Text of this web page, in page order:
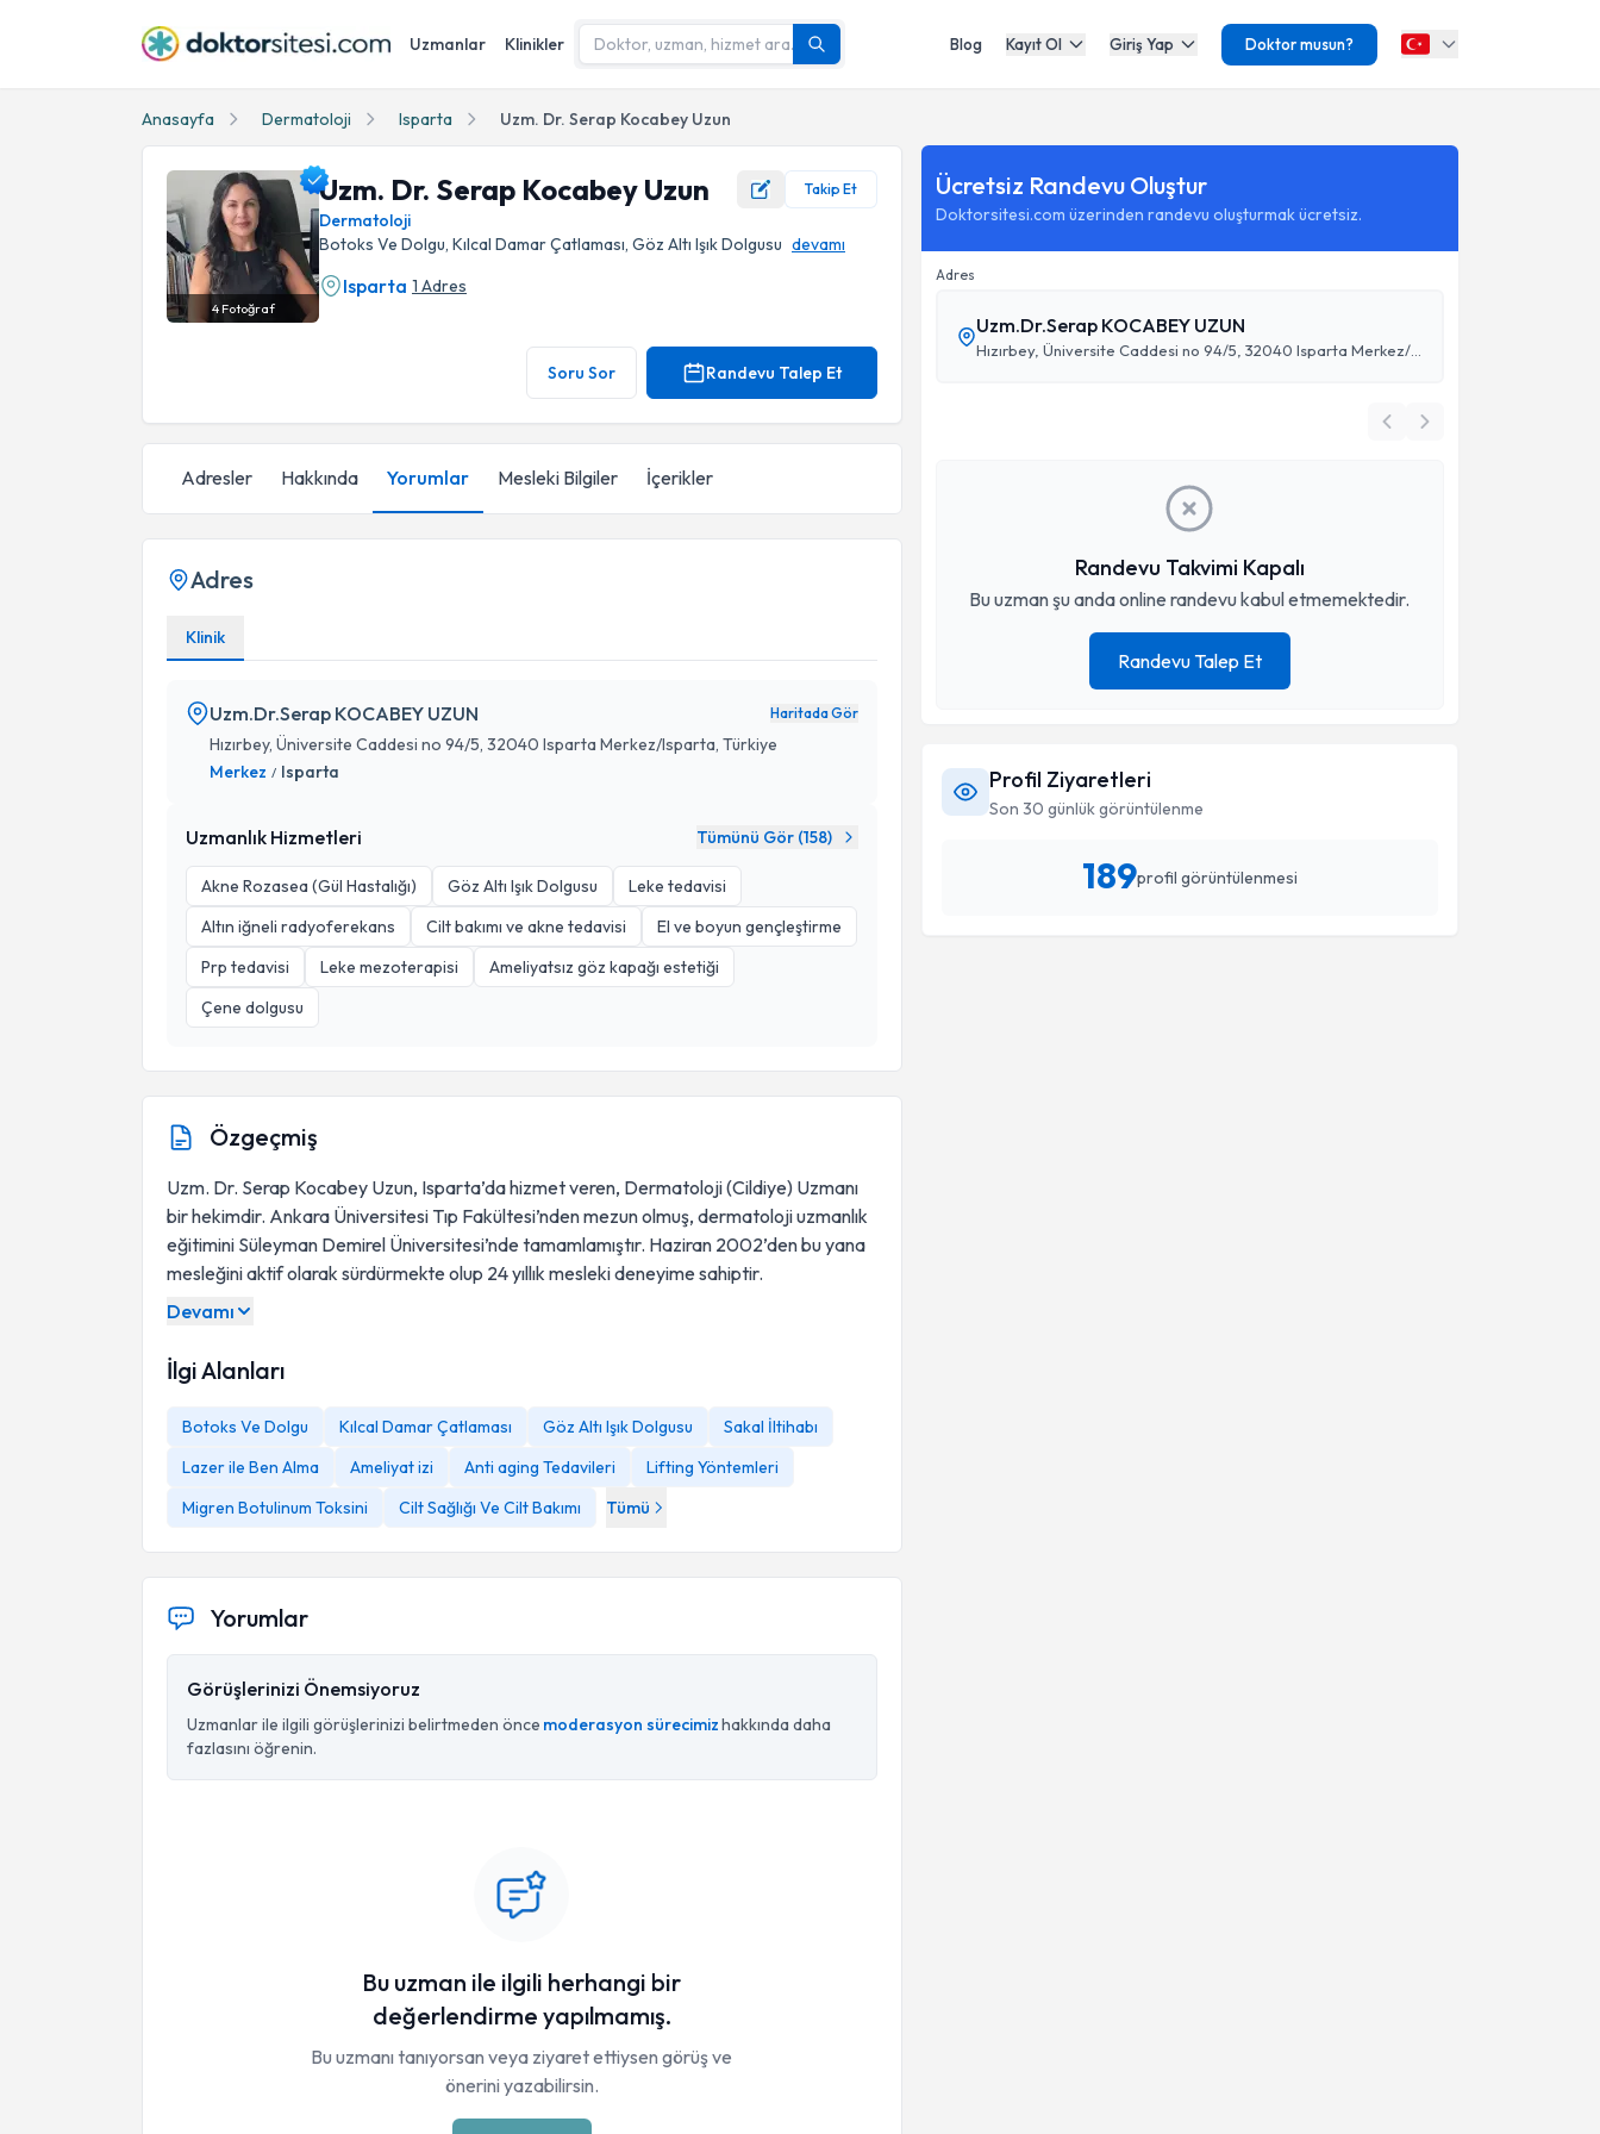
Uzmanlar Klinikler Blog Kayıt Ol Giriş Yap Doktor musun?
Anasayfa Dermatoloji Isparta Uzm. Dr. Serap Kocabey Uzun
4Fotoğraf
Uzm. Dr. Serap Kocabey Uzun Takip Et
Dermatoloji
Botoks Ve Dolgu, Kılcal Damar Çatlaması, Göz Altı Işık Dolgusu devamı
Isparta 1 Adres
Soru Sor Randevu Talep Et
Adresler Hakkında Yorumlar Mesleki Bilgiler İçerikler
Adres
Klinik
Uzm.Dr.Serap KOCABEY UZUN Haritada Gör
Hızırbey, Üniversite Caddesi no 94/5, 32040 Isparta Merkez/Isparta, Türkiye
Merkez / Isparta
Uzmanlık Hizmetleri Tümünü Gör (158)
Akne Rozasea (Gül Hastalığı) Göz Altı Işık Dolgusu
Leke tedavisi
Altın iğneli radyoferekans
Cilt bakımı ve akne tedavisi
El ve boyun gençleştirme
Prp tedavisi
Leke mezoterapisi
Ameliyatsız göz kapağı estetiği
Çene dolgusu
Özgeçmiş
Uzm. Dr. Serap Kocabey Uzun, Isparta’da hizmet veren, Dermatoloji (Cildiye) Uzmanı
bir hekimdir. Ankara Üniversitesi Tıp Fakültesi’nden mezun olmuş, dermatoloji uzmanlık
eğitimini Süleyman Demirel Üniversitesi’nde tamamlamıştır. Haziran 2002’den bu yana
mesleğini aktif olarak sürdürmekte olup 24 yıllık mesleki deneyime sahiptir.
Devamı
İlgi Alanları
Botoks Ve Dolgu Kılcal Damar Çatlaması Göz Altı Işık Dolgusu
Sakal İltihabı
Lazer ile Ben Alma
Ameliyat izi Anti aging Tedavileri
Lifting Yöntemleri
Migren Botulinum Toksini
Cilt Sağlığı Ve Cilt Bakımı Tümü
Yorumlar
Görüşlerinizi Önemsiyoruz
Uzmanlar ile ilgili görüşlerinizi belirtmeden önce moderasyon sürecimizhakkında daha
fazlasını öğrenin.
Bu uzman ile ilgili herhangi bir
değerlendirme yapılmamış.
Bu uzmanı tanıyorsan veya ziyaret ettiysen görüş ve
önerini yazabilirsin.
Ücretsiz Randevu Oluştur
Doktorsitesi.com üzerinden randevu oluşturmak ücretsiz.
Adres
Uzm.Dr.Serap KOCABEY UZUN
Hızırbey, Üniversite Caddesi no 94/5, 32040 Isparta Merkez/Isparta, Türkiye
Randevu Takvimi Kapalı
Bu uzman şu anda online randevu kabul etmemektedir.
Randevu Talep Et
Profil Ziyaretleri
Son 30 günlük görüntülenme
189profil görüntülenmesi